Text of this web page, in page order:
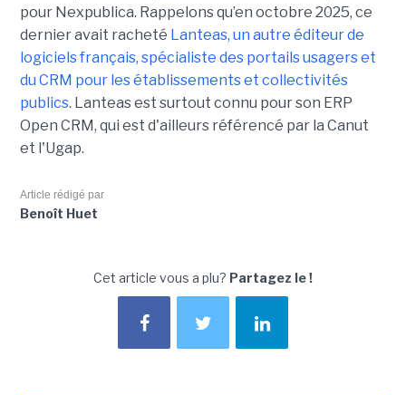
pour Nexpublica. Rappelons qu’en octobre 2025, ce
dernier avait racheté Lanteas, un autre éditeur de
logiciels français, spécialiste des portails usagers et
du CRM pour les établissements et collectivités
publics. Lanteas est surtout connu pour son ERP
Open CRM, qui est d'ailleurs référencé par la Canut
et l'Ugap.
Article rédigé par
Benoît Huet
Cet article vous a plu? Partagez le !